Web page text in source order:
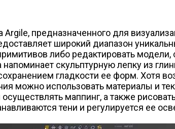
предназначенного для
широкий диапазон
либо редактировать
скульптурную лепку из
гладкости ее форм. Хотя
можно использовать материалы и
маппинг, а также
тени и регулируется ее